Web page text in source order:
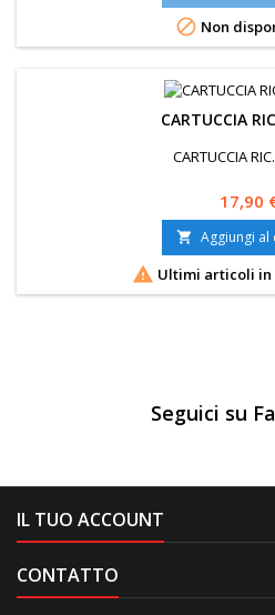
 Non
CARTUCCIA
CARTUCCIA
Prezzo
17,90
 Aggiungi al
 Ultimi articoli in
Seguici su
IL TUO ACCOUNT
CONTATTO